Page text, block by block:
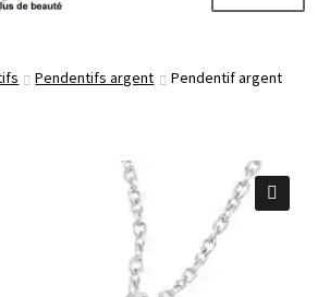
Pendentifs argent
Pendentif argent